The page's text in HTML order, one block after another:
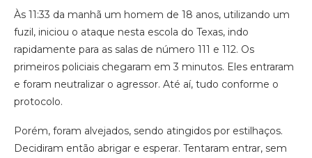
Às 11:33 da manhã um homem de 18 anos, utilizando um
fuzil, iniciou o ataque nesta escola do Texas, indo
rapidamente para as salas de número 111 e 112. Os
primeiros policiais chegaram em 3 minutos. Eles entraram
e foram neutralizar o agressor. Até aí, tudo conforme o
protocolo.
Porém, foram alvejados, sendo atingidos por estilhaços.
Decidiram então abrigar e esperar. Tentaram entrar, sem